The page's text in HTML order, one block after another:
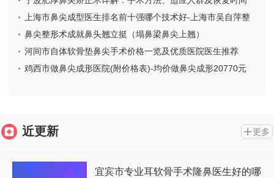
上海市鼻尖成型医生排名前十强哪个技术好-上海市吴自萍整
形医生个个实力派_收藏不亏
鼻尖整形术成就鼻头翘立挺（塌鼻梁鼻尖上翘）
河间市自体软骨垫鼻尖手术价格一览及优质医院医生推荐
鸡西市做鼻尖成形医院(附价格表)-均价做鼻尖成形20770元
近更新 更多
宜宾市专业耳软骨手术隆鼻医生好的哪